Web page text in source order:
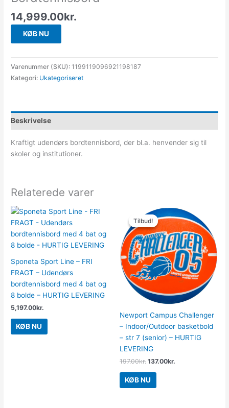
14,999.00kr.
KØB NU
Varenummer (SKU): 1199119096921198187
Kategori: Ukategoriseret
Beskrivelse
Kraftigt udendørs bordtennisbord, der bl.a. henvender sig til
skoler og institutioner.
Relaterede varer
Sponeta Sport Line – FRI
FRAGT – Udendørs
bordtennisbord med 4 bat og
8 bolde – HURTIG LEVERING
5,197.00kr.
KØB NU
Tilbud!
Tilbud!
Newport Campus Challenger
– Indoor/Outdoor basketbold
– str 7 (senior) – HURTIG
LEVERING
197.00kr.
Den
oprindelige
pris
var:
197.00kr..
137.00kr.
Den
aktuelle
pris
er:
137.00kr..
KØB NU